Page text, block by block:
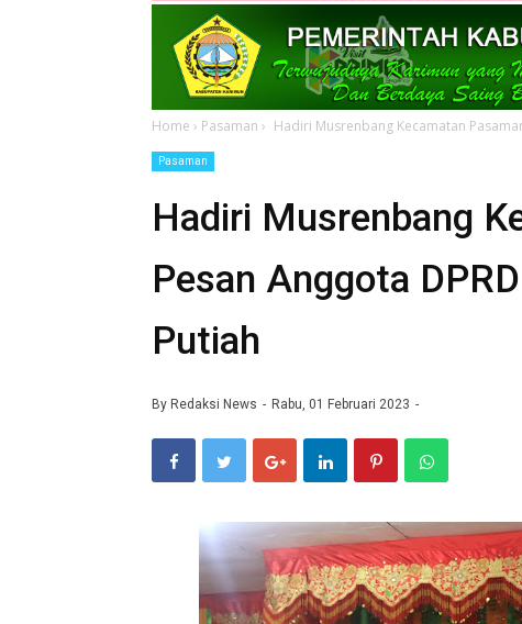
Home › Pasaman › Hadiri Musrenbang Kecamatan
Pasaman
Hadiri Musrenbang
Pesan Anggota
Putiah
By Redaksi News Rabu, 01 Februari 2023